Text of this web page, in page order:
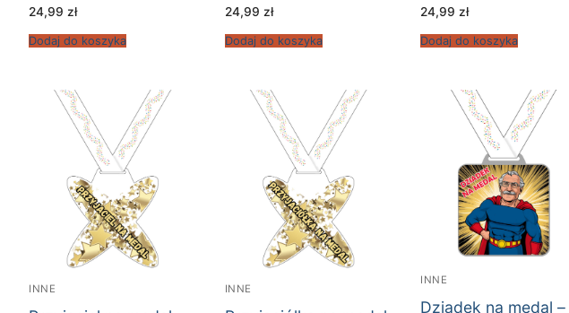
24,99 zł
Dodaj do koszyka
24,99 zł
Dodaj do koszyka
24,99zł
Dodaj do koszyka
INNE INNE
INNE
Dziadek na medal –